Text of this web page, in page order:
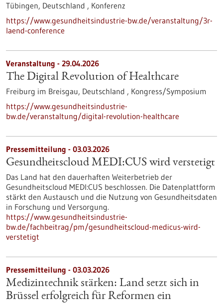
Tübingen, Deutschland , Konferenz
https://www.gesundheitsindustrie-bw.de/veranstaltung/3r-
laend-conference
Veranstaltung - 29.04.2026
The Digital Revolution of Healthcare
Freiburg im Breisgau, Deutschland , Kongress/Symposium
https://www.gesundheitsindustrie-
bw.de/veranstaltung/digital-revolution-healthcare
Pressemitteilung - 03.03.2026
Gesundheitscloud MEDI:CUS wird verstetigt
Das Land hat den dauerhaften Weiterbetrieb der
Gesundheitscloud MEDI:CUS beschlossen. Die Datenplattform
stärkt den Austausch und die Nutzung von Gesundheitsdaten
in Forschung und Versorgung.
https://www.gesundheitsindustrie-
bw.de/fachbeitrag/pm/gesundheitscloud-medicus-wird-
verstetigt
Pressemitteilung - 03.03.2026
Medizintechnik stärken: Land setzt sich in
Brüssel erfolgreich für Reformen ein